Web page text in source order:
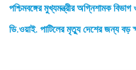
পশ্চিমবঙ্গের মুখ্যমন্ত্রীর অগ্নিশামক
ডি.ওয়াই. পাটিলের মৃত্যু দেশের জন্য বড়